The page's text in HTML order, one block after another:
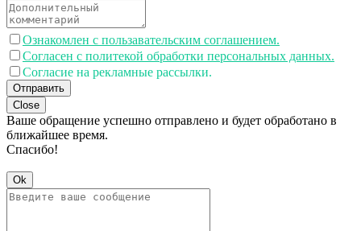
Ознакомлен с пользавательским соглашением.
Согласен с политекой обработки персональных данных.
Согласие на рекламные рассылки.
Отправить
Close
Ваше обращение успешно отправлено и будет обработано в
ближайшее время.
Спасибо!
Ok